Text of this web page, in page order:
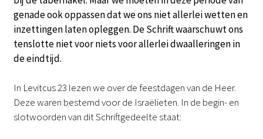
genade ook oppassen dat we ons niet allerlei wetten en
inzettingen laten opleggen. De Schrift waarschuwt ons
tenslotte niet voor niets voor allerlei dwaalleringen in
de eindtijd.
In Levitcus 23 lezen we over de feestdagen van de Heer.
Deze waren bestemd voor de Israëlieten. In de begin- en
slotwoorden van dit Schriftgedeelte staat: